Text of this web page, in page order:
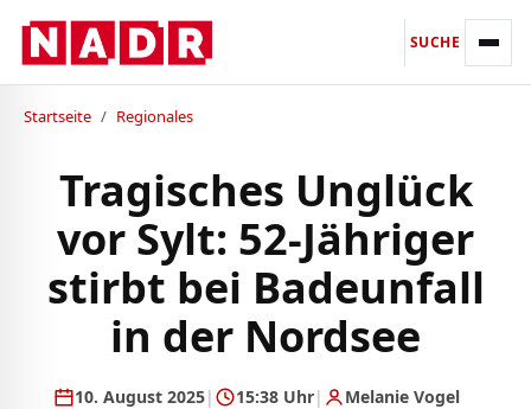
SUCHE
Startseite / Regionales
Tragisches Unglück
vor Sylt: 52-Jähriger
stirbt bei Badeunfall
in der Nordsee
10. August 2025| 15:38 Uhr| Melanie Vogel